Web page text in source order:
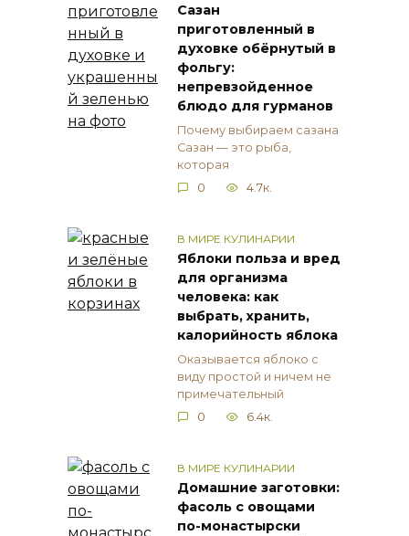
Сазан
приготовленный в
духовке обёрнутый в
фольгу:
непревзойденное
блюдо для гурманов
Почему выбираем сазана
Сазан — это рыба,
которая
0
4.7к.
В МИРЕ КУЛИНАРИИ
Яблоки польза и вред
для организма
человека: как
выбрать, хранить,
калорийность яблока
Оказывается яблоко с
виду простой и ничем не
примечательный
0
6.4к.
В МИРЕ КУЛИНАРИИ
Домашние заготовки:
фасоль с овощами
по-монастырски